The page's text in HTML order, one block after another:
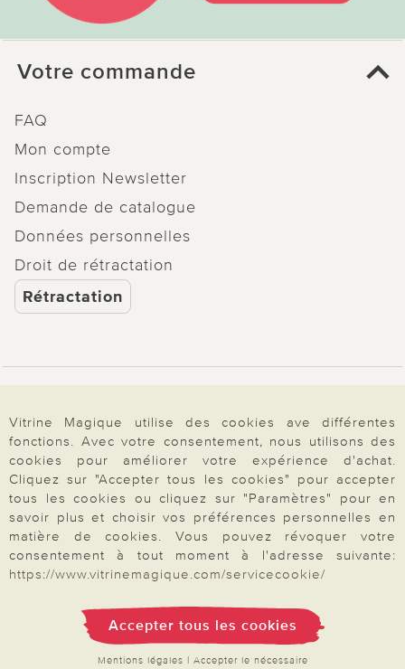
Votre commande
FAQ
Mon compte
Inscription Newsletter
Demande de catalogue
Données personnelles
Droit de rétractation
Rétractation
À propos de nous
Besoin d'aide?
©2026 Vitrine Magique
Vitrine Magique utilise des cookies ave différentes
fonctions. Avec votre consentement, nous utilisons des
cookies pour améliorer votre expérience d'achat.
Cliquez sur "Accepter tous les cookies" pour accepter
tous les cookies ou cliquez sur "Paramètres" pour en
savoir plus et choisir vos préférences personnelles en
matière de cookies. Vous pouvez révoquer votre
consentement à tout moment à l'adresse suivante:
https://www.vitrinemagique.com/servicecookie/
Accepter tous les cookies
Mentions légales | Accepter le nécessaire